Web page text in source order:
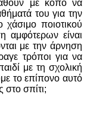
με κόπο να
του για την
ποιοτικού
αμφότερων είναι
με την άρνηση
τρόποι για να
με τη σχολική
το επίπονο αυτό
στο σπίτι;